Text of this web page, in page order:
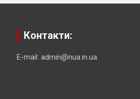
Контакти:
E-mail: admin@nua.in.ua